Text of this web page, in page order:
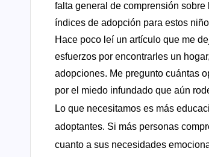
falta general de comprensión
índices de adopción para estos
Hace poco leí un artículo que me
esfuerzos por encontrarles un
adopciones. Me pregunto cuántas
por el miedo infundado que aún
Lo que necesitamos es más
adoptantes. Si más personas
cuanto a sus necesidades